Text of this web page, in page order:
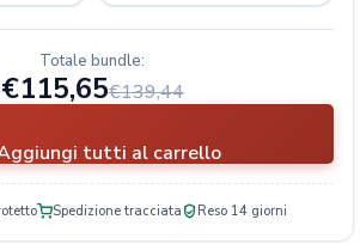
Totale bundle:
€115,65€139,44
tutti al carrello
Spedizione tracciata Reso 14 giorni